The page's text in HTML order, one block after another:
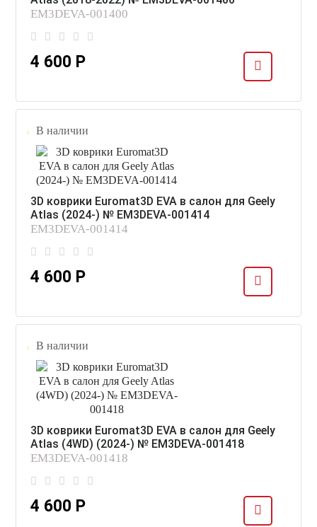
EM3DEVA-001400
4 600 Р
В наличии
3D коврики Euromat3D EVA в салон для Geely
Atlas (2024-) № EM3DEVA-001414
EM3DEVA-001414
4 600 Р
В наличии
3D коврики Euromat3D EVA в салон для Geely
Atlas (4WD) (2024-) № EM3DEVA-001418
EM3DEVA-001418
4 600 Р